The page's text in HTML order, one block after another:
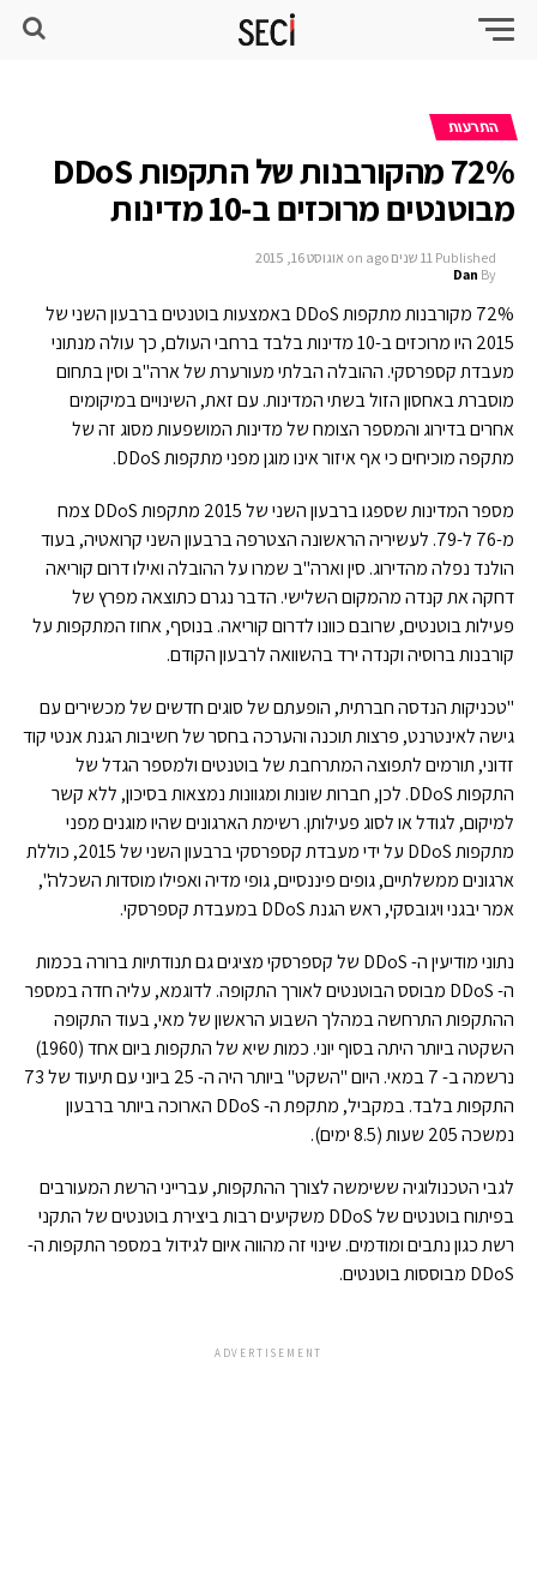
התרעות
72% מהקורבנות של התקפות DDoS
מבוטנטים מרוכזים ב-10 מדינות
Published 11 שנים ago on אוגוסט 16, 2015
By
Dan
72% מקורבנות מתקפות DDoS באמצעות בוטנטים ברבעון השני של
2015 היו מרוכזים ב-10 מדינות בלבד ברחבי העולם, כך עולה מנתוני
מעבדת קספרסקי. ההובלה הבלתי מעורערת של ארה"ב וסין בתחום
מוסברת באחסון הזול בשתי המדינות. עם זאת, השינויים במיקומים
אחרים בדירוג והמספר הצומח של מדינות המושפעות מסוג זה של
מתקפה מוכיחים כי אף איזור אינו מוגן מפני מתקפות DDoS.
מספר המדינות שספגו ברבעון השני של 2015 מתקפות DDoS צמח
מ-76 ל-79. לעשיריה הראשונה הצטרפה ברבעון השני קרואטיה, בעוד
הולנד נפלה מהדירוג. סין וארה"ב שמרו על ההובלה ואילו דרום קוריאה
דחקה את קנדה מהמקום השלישי. הדבר נגרם כתוצאה מפרץ של
פעילות בוטנטים, שרובם כוונו לדרום קוריאה. בנוסף, אחוז המתקפות על
קורבנות ברוסיה וקנדה ירד בהשוואה לרבעון הקודם.
"טכניקות הנדסה חברתית, הופעתם של סוגים חדשים של מכשירים עם
גישה לאינטרנט, פרצות תוכנה והערכה בחסר של חשיבות הגנת אנטי קוד
זדוני, תורמים לתפוצה המתרחבת של בוטנטים ולמספר הגדל של
התקפות DDoS. לכן, חברות שונות ומגוונות נמצאות בסיכון, ללא קשר
למיקום, לגודל או לסוג פעילותן. רשימת הארגונים שהיו מוגנים מפני
מתקפות DDoS על ידי מעבדת קספרסקי ברבעון השני של 2015, כוללת
ארגונים ממשלתיים, גופים פיננסיים, גופי מדיה ואפילו מוסדות השכלה",
אמר יבגני ויגובסקי, ראש הגנת DDoS במעבדת קספרסקי.
נתוני מודיעין ה- DDoS של קספרסקי מציגים גם תנודתיות ברורה בכמות
ה- DDoS מבוסס הבוטנטים לאורך התקופה. לדוגמא, עליה חדה במספר
ההתקפות התרחשה במהלך השבוע הראשון של מאי, בעוד התקופה
השקטה ביותר היתה בסוף יוני. כמות שיא של התקפות ביום אחד (1960)
נרשמה ב- 7 במאי. היום "השקט" ביותר היה ה- 25 ביוני עם תיעוד של 73
התקפות בלבד. במקביל, מתקפת ה- DDoS הארוכה ביותר ברבעון
נמשכה 205 שעות (8.5 ימים).
לגבי הטכנולוגיה ששימשה לצורך ההתקפות, עברייני הרשת המעורבים
בפיתוח בוטנטים של DDoS משקיעים רבות ביצירת בוטנטים של התקני
רשת כגון נתבים ומודמים. שינוי זה מהווה איום לגידול במספר התקפות ה-
DDoS מבוססות בוטנטים.
ADVERTISEMENT